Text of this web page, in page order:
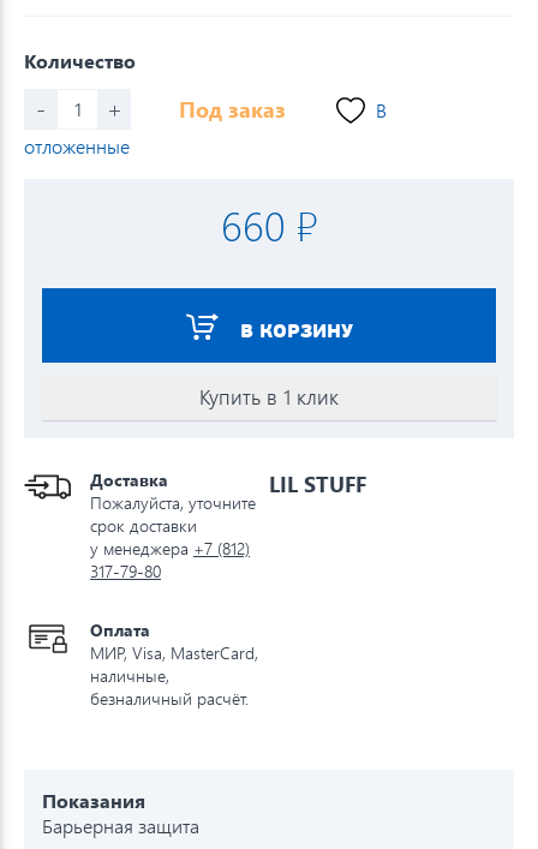
Количество
- + Под заказ
В
отложенные
660 ₽
В КОРЗИНУ
Купить в 1 клик
Доставка
Пожалуйста, уточните
срок доставки
у менеджера +7 (812)
317-79-80
Оплата
МИР, Visa, MasterCard,
наличные,
безналичный расчёт.
LIL STUFF
Показания
Барьерная защита